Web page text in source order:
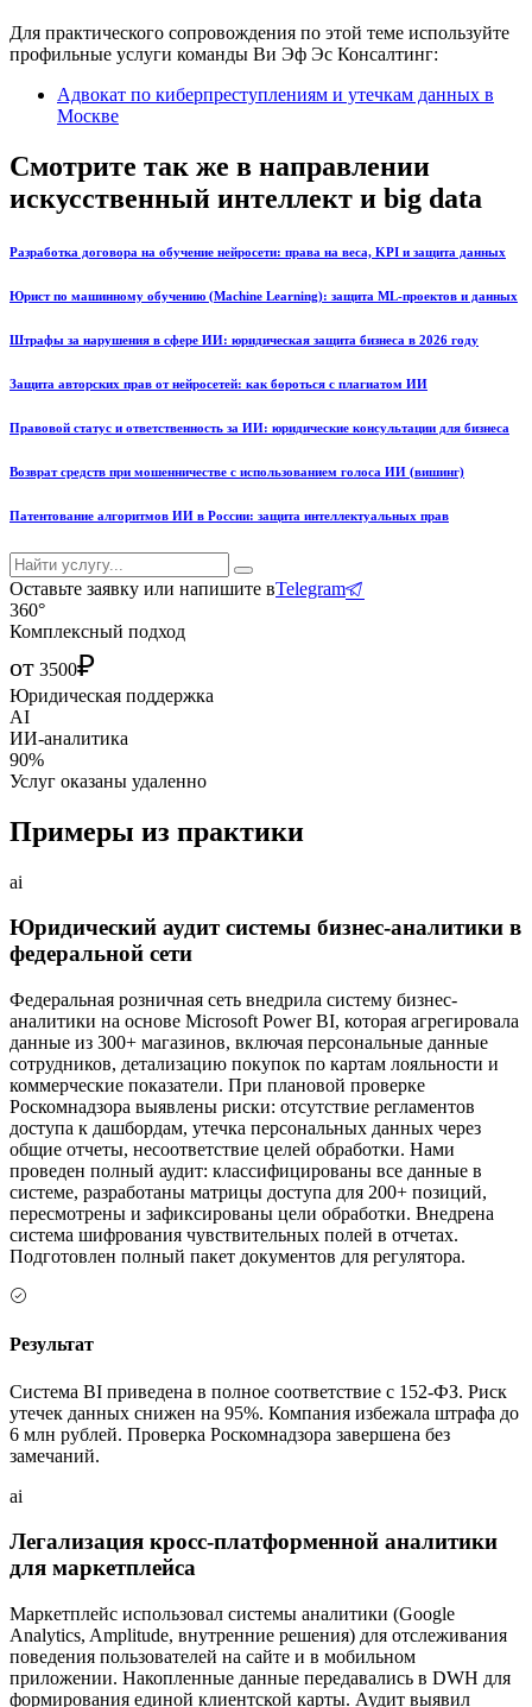
Для практического сопровождения по этой теме используйте
профильные услуги команды Ви Эф Эс Консалтинг:
Адвокат по киберпреступлениям и утечкам данных в
Москве
Смотрите так же в направлении
искусственный интеллект и big data
Разработка договора на обучение нейросети: права на веса, KPI и защита данных
Юрист по машинному обучению (Machine Learning): защита ML-проектов и данных
Штрафы за нарушения в сфере ИИ: юридическая защита бизнеса в 2026 году
Защита авторских прав от нейросетей: как бороться с плагиатом ИИ
Правовой статус и ответственность за ИИ: юридические консультации для бизнеса
Возврат средств при мошенничестве с использованием голоса ИИ (вишинг)
Патентование алгоритмов ИИ в России: защита интеллектуальных прав
Оставьте заявку или напишите вTelegram
360°
Комплексный подход
от 3500₽
Юридическая поддержка
AI
ИИ-аналитика
90%
Услуг оказаны удаленно
Примеры из практики
ai
Юридический аудит системы бизнес-аналитики в
федеральной сети
Федеральная розничная сеть внедрила систему бизнес-
аналитики на основе Microsoft Power BI, которая агрегировала
данные из 300+ магазинов, включая персональные данные
сотрудников, детализацию покупок по картам лояльности и
коммерческие показатели. При плановой проверке
Роскомнадзора выявлены риски: отсутствие регламентов
доступа к дашбордам, утечка персональных данных через
общие отчеты, несоответствие целей обработки. Нами
проведен полный аудит: классифицированы все данные в
системе, разработаны матрицы доступа для 200+ позиций,
пересмотрены и зафиксированы цели обработки. Внедрена
система шифрования чувствительных полей в отчетах.
Подготовлен полный пакет документов для регулятора.
Результат
Система BI приведена в полное соответствие с 152-ФЗ. Риск
утечек данных снижен на 95%. Компания избежала штрафа до
6 млн рублей. Проверка Роскомнадзора завершена без
замечаний.
ai
Легализация кросс-платформенной аналитики
для маркетплейса
Маркетплейс использовал системы аналитики (Google
Analytics, Amplitude, внутренние решения) для отслеживания
поведения пользователей на сайте и в мобильном
приложении. Накопленные данные передавались в DWH для
формирования единой клиентской карты. Аудит выявил